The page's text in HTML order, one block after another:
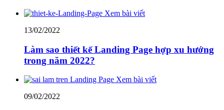
Xem bài viết
13/02/2022
Làm sao thiết kế Landing Page hợp xu hướng
trong năm 2022?
Xem bài viết
09/02/2022